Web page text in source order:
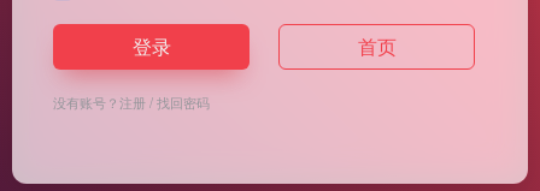
登录 首页
没有账号？注册/找回密码